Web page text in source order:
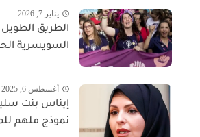
يناير 7, 2026
الطريق الطويل
السويسرية
أغسطس 6, 2025
إيناس بنت
نموذج ملهم